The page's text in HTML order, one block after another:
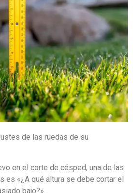
de las ruedas de su
en el corte de césped, una de las
es «¿A qué altura se debe cortar el
bajo?».